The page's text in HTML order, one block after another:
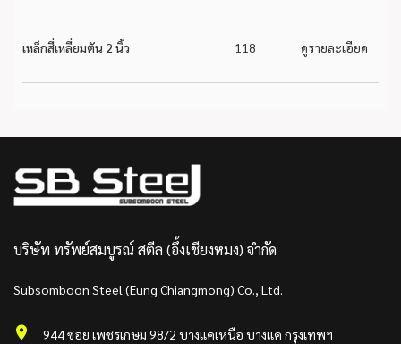
เหล็กสี่เหลี่ยมตัน 2 นิ้ว 118 ดูรายละเอียด
บริษัท ทรัพย์สมบูรณ์ สตีล (อึ้งเชียงหมง) จำกัด
Subsomboon Steel (Eung Chiangmong) Co., Ltd.
944 ซอย เพชรเกษม 98/2 บางแคเหนือ บางแค กรุงเทพฯ